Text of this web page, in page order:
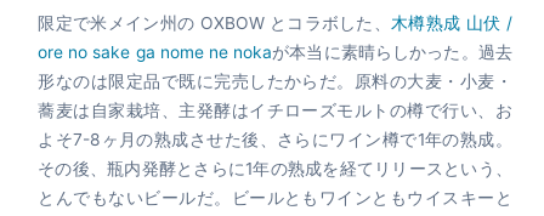
限定で米メイン州の OXBOW とコラボした、 木樽熟成 山伏 /
ore no sake ga nome ne nokaが本当に素晴らしかった。過去
形なのは限定品で既に完売したからだ。原料の大麦・小麦・
蕎麦は自家栽培、主発酵はイチローズモルトの樽で行い、お
よそ7-8ヶ月の熟成させた後、さらにワイン樽で1年の熟成。
その後、瓶内発酵とさらに1年の熟成を経てリリースという、
とんでもないビールだ。ビールともワインともウイスキーと